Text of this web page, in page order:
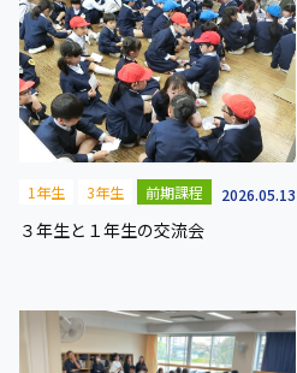
1年生 3年生 前期課程 2026.05.13
３年生と１年生の交流会